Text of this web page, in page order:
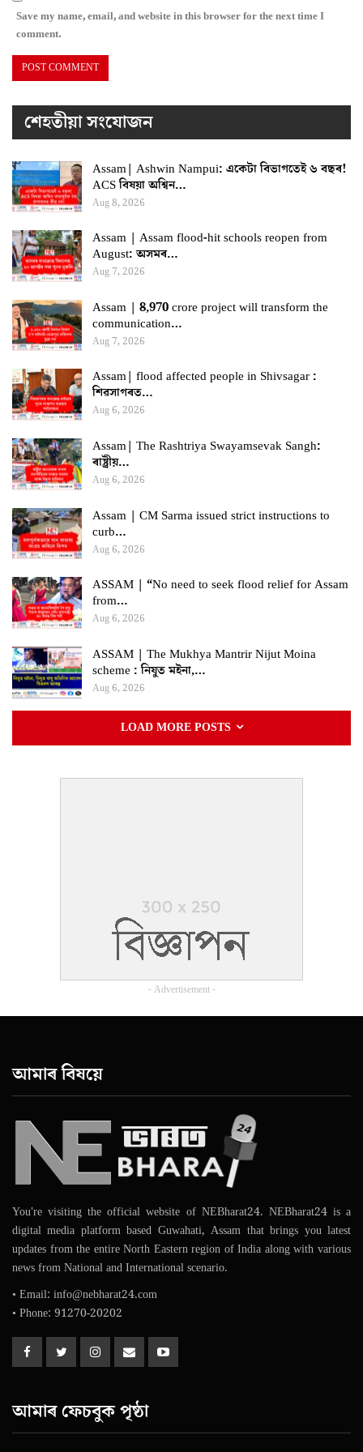
Save my name, email, and website in this browser for the next time I
comment.
শেহতীয়া সংযোজন
Assam| Ashwin Nampui: একেটা বিভাগতেই ৬ বছৰ!
ACS বিষয়া অশ্বিন…
Aug 8, 2026
Assam | Assam flood-hit schools reopen from
August: অসমৰ…
Aug 7, 2026
Assam | 8,970 crore project will transform the
communication…
Aug 7, 2026
Assam| flood affected people in Shivsagar :
শিৱসাগৰত…
Aug 6, 2026
Assam| The Rashtriya Swayamsevak Sangh:
ৰাষ্ট্ৰীয়…
Aug 6, 2026
Assam | CM Sarma issued strict instructions to
curb…
Aug 6, 2026
ASSAM | “No need to seek flood relief for Assam
from…
Aug 6, 2026
ASSAM | The Mukhya Mantrir Nijut Moina
scheme : নিযুত মইনা,…
Aug 6, 2026
LOAD MORE POSTS
- Advertisement -
আমাৰ বিষয়ে
You're visiting the official website of NEBharat24. NEBharat24 is a
digital media platform based Guwahati, Assam that brings you latest
updates from the entire North Eastern region of India along with various
news from National and International scenario.
• Email: info@nebharat24.com
• Phone: 91270-20202
আমাৰ ফেচবুক পৃষ্ঠা